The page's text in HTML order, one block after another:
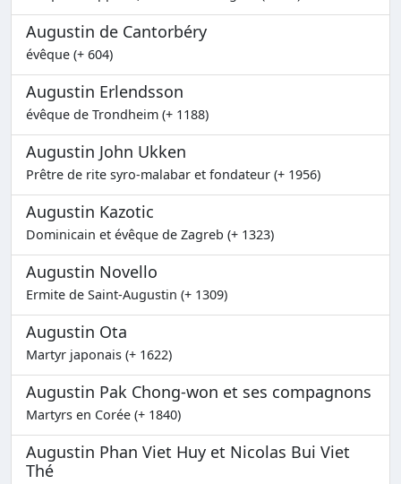
Augustin de Cantorbéry
évêque (+ 604)
Augustin Erlendsson
évêque de Trondheim (+ 1188)
Augustin John Ukken
Prêtre de rite syro-malabar et fondateur (+ 1956)
Augustin Kazotic
Dominicain et évêque de Zagreb (+ 1323)
Augustin Novello
Ermite de Saint-Augustin (+ 1309)
Augustin Ota
Martyr japonais (+ 1622)
Augustin Pak Chong-won et ses compagnons
Martyrs en Corée (+ 1840)
Augustin Phan Viet Huy et Nicolas Bui Viet
Thé